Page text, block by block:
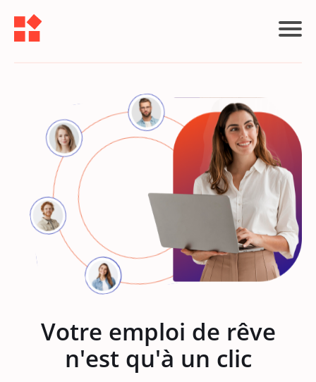
Votre emploi de rêve
n'est qu'à un clic